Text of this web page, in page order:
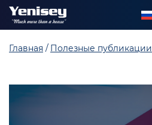
Главная Полезные публикации